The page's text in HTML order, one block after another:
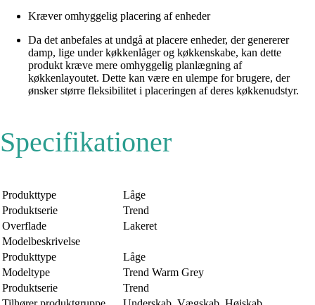
Kræver omhyggelig placering af enheder
Da det anbefales at undgå at placere enheder, der genererer
damp, lige under køkkenlåger og køkkenskabe, kan dette
produkt kræve mere omhyggelig planlægning af
køkkenlayoutet. Dette kan være en ulempe for brugere, der
ønsker større fleksibilitet i placeringen af deres køkkenudstyr.
Specifikationer
Produkttype
Låge
Produktserie
Trend
Overflade
Lakeret
Modelbeskrivelse
Produkttype
Låge
Modeltype
Trend Warm Grey
Produktserie
Trend